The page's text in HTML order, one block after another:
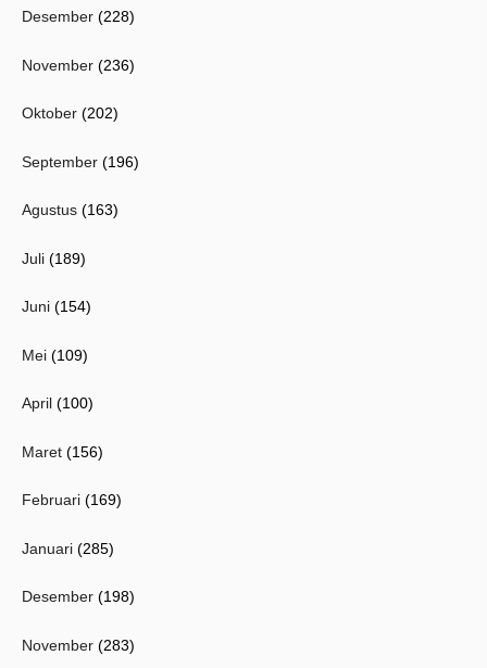
Desember (228)
November (236)
Oktober (202)
September (196)
Agustus (163)
Juli (189)
Juni (154)
Mei (109)
April (100)
Maret (156)
Februari (169)
Januari (285)
Desember (198)
November (283)